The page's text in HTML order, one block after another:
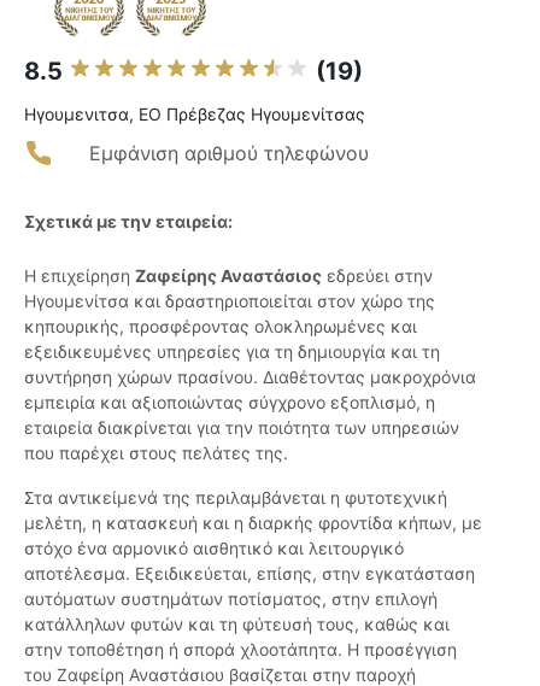
8.5 (19)
Ηγουμενιτσα, ΕΟ Πρέβεζας Ηγουμενίτσας
Εμφάνιση αριθμού τηλεφώνου
Σχετικά με την εταιρεία:
Η επιχείρηση Ζαφείρης Αναστάσιος εδρεύει στην
Ηγουμενίτσα και δραστηριοποιείται στον χώρο της
κηπουρικής, προσφέροντας ολοκληρωμένες και
εξειδικευμένες υπηρεσίες για τη δημιουργία και τη
συντήρηση χώρων πρασίνου. Διαθέτοντας μακροχρόνια
εμπειρία και αξιοποιώντας σύγχρονο εξοπλισμό, η
εταιρεία διακρίνεται για την ποιότητα των υπηρεσιών
που παρέχει στους πελάτες της.
Στα αντικείμενά της περιλαμβάνεται η φυτοτεχνική
μελέτη, η κατασκευή και η διαρκής φροντίδα κήπων, με
στόχο ένα αρμονικό αισθητικό και λειτουργικό
αποτέλεσμα. Εξειδικεύεται, επίσης, στην εγκατάσταση
αυτόματων συστημάτων ποτίσματος, στην επιλογή
κατάλληλων φυτών και τη φύτευσή τους, καθώς και
στην τοποθέτηση ή σπορά χλοοτάπητα. Η προσέγγιση
του Ζαφείρη Αναστάσιου βασίζεται στην παροχή